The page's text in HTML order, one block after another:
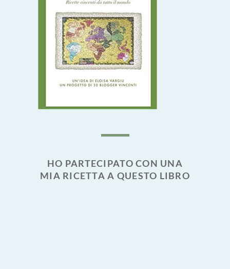
HO PARTECIPATO CON UNA
MIA RICETTA A QUESTO LIBRO